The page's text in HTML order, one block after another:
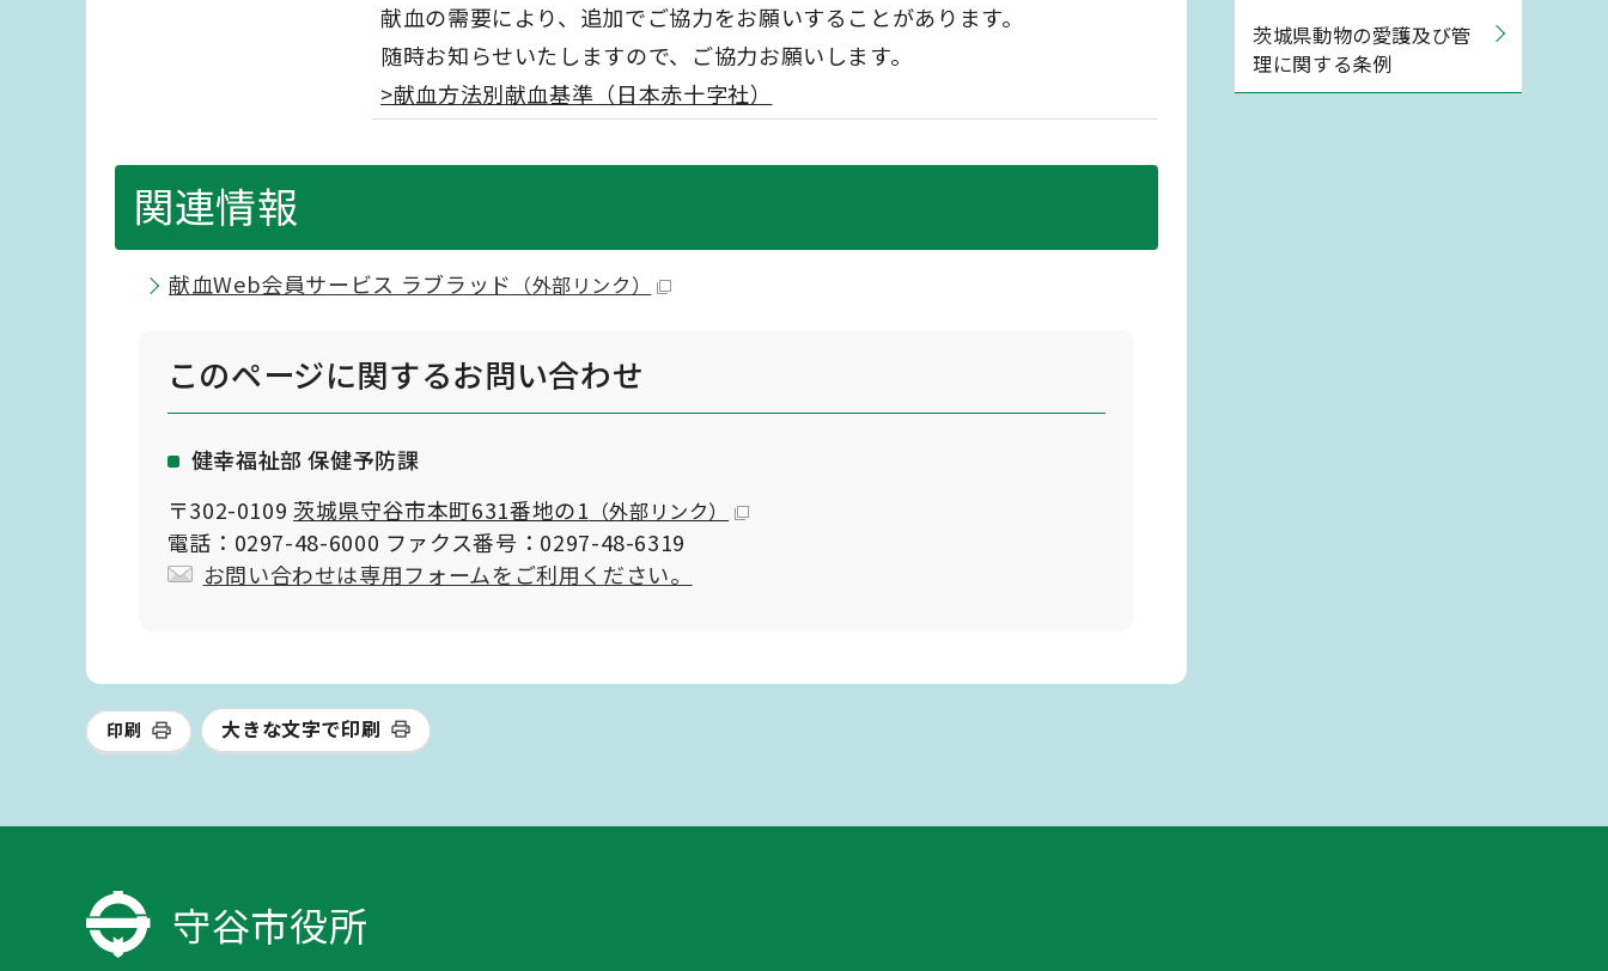
献血の需要により、追加でご協力をお願いすることがあります。
随時お知らせいたしますので、ご協力お願いします。
>献血方法別献血基準（日本赤十字社）
関連情報
献血Web会員サービス ラブラッド （外部リンク）
このページに関するお問い合わせ
健幸福祉部 保健予防課
〒302-0109 茨城県守谷市本町631番地の1 （外部リンク）
電話：0297-48-6000 ファクス番号：0297-48-6319
お問い合わせは専用フォームをご利用ください。
茨城県動物の愛護及び管
理に関する条例
印刷 大きな文字で印刷
守谷市役所